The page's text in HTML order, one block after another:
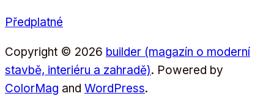
Předplatné
Copyright © 2026 builder (magazín o moderní
stavbě, interiéru a zahradě). Powered by
ColorMag and WordPress.